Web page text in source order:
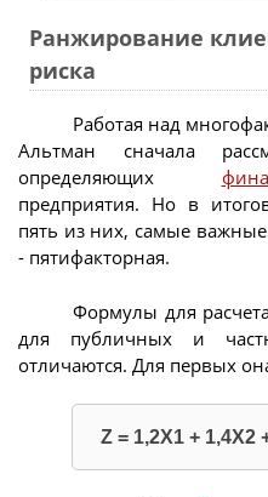
Ранжирование
риска
Работая над
Альтман сначала
определяющих
предприятия. Но в
пять из них, самые
- пятифакторная.
Формулы для
для публичных и
отличаются. Для первых
Z = 1,2X1 + 1,4X2